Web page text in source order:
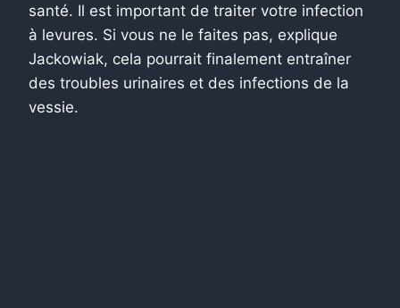
santé. Il est important de traiter votre infection
à levures. Si vous ne le faites pas, explique
Jackowiak, cela pourrait finalement entraîner
des troubles urinaires et des infections de la
vessie.